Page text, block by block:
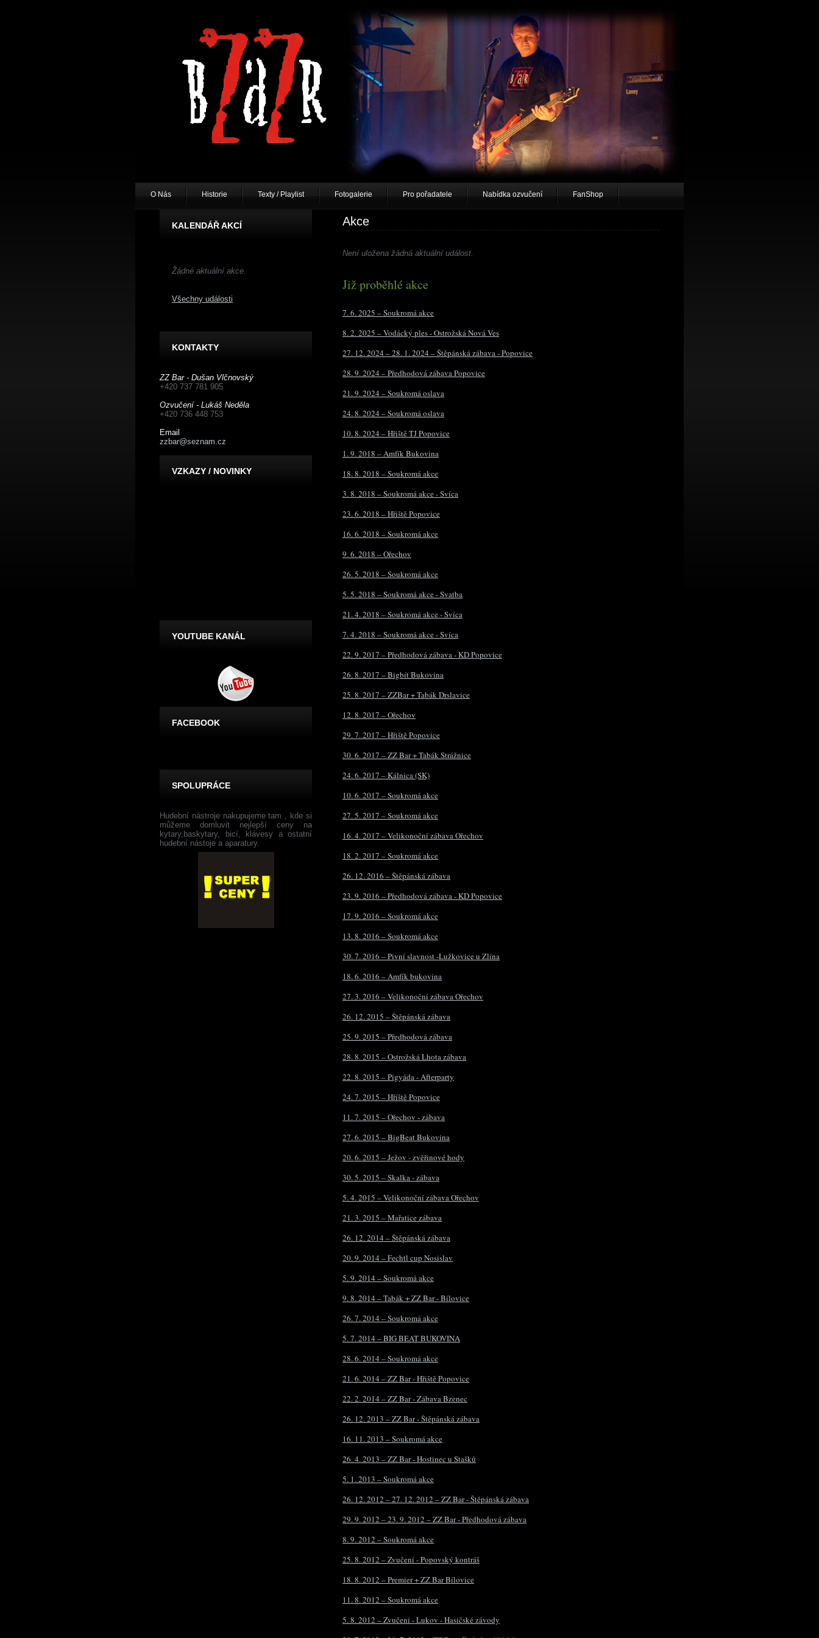
O Nás Historie Texty / Playlist Fotogalerie Pro pořadatele Nabídka ozvučení FanShop
Akce
Není uložena žádná aktuální událost.
Již proběhlé akce
7. 6. 2025 – Soukromá akce
8. 2. 2025 – Vodácký ples - Ostrožská Nová Ves
27. 12. 2024 – 28. 1. 2024 – Štěpánská zábava - Popovice
28. 9. 2024 – Předhodová zábava Popovice
21. 9. 2024 – Soukromá oslava
24. 8. 2024 – Soukromá oslava
10. 8. 2024 – Hřiště TJ Popovice
1. 9. 2018 – Amfík Bukovina
18. 8. 2018 – Soukromá akce
3. 8. 2018 – Soukromá akce - Svíca
23. 6. 2018 – Hřiště Popovice
16. 6. 2018 – Soukromá akce
9. 6. 2018 – Ořechov
26. 5. 2018 – Soukromá akce
5. 5. 2018 – Soukromá akce - Svatba
21. 4. 2018 – Soukromá akce - Svíca
7. 4. 2018 – Soukromá akce - Svíca
22. 9. 2017 – Předhodová zábava - KD Popovice
26. 8. 2017 – Bigbít Bukovina
25. 8. 2017 – ZZBar + Tabák Drslavice
12. 8. 2017 – Ořechov
29. 7. 2017 – Hřiště Popovice
30. 6. 2017 – ZZ Bar + Tabák Strážnice
24. 6. 2017 – Kálnica (SK)
10. 6. 2017 – Soukromá akce
27. 5. 2017 – Soukromá akce
16. 4. 2017 – Velikonoční zábava Ořechov
18. 2. 2017 – Soukromá akce
26. 12. 2016 – Štěpánská zábava
23. 9. 2016 – Předhodová zábava - KD Popovice
17. 9. 2016 – Soukromá akce
13. 8. 2016 – Soukromá akce
30. 7. 2016 – Pivní slavnost -Lužkovice u Zlína
18. 6. 2016 – Amfík bukovina
27. 3. 2016 – Velikonoční zábava Ořechov
26. 12. 2015 – Štěpánská zábava
25. 9. 2015 – Předhodová zábava
28. 8. 2015 – Ostrožská Lhota zábava
22. 8. 2015 – Pigyáda - Afterparty
24. 7. 2015 – Hříště Popovice
11. 7. 2015 – Ořechov - zábava
27. 6. 2015 – BigBeat Bukovina
20. 6. 2015 – Ježov - zvěřinové hody
30. 5. 2015 – Skalka - zábava
5. 4. 2015 – Velikonoční zábava Ořechov
21. 3. 2015 – Mařatice zábava
26. 12. 2014 – Štěpánská zábava
20. 9. 2014 – Fechtl cup Nosislav
5. 9. 2014 – Soukromá akce
9. 8. 2014 – Tabák + ZZ Bar - Bílovice
26. 7. 2014 – Soukromá akce
5. 7. 2014 – BIG BEAT BUKOVINA
28. 6. 2014 – Soukromá akce
21. 6. 2014 – ZZ Bar - Hřiště Popovice
22. 2. 2014 – ZZ Bar - Zábava Bzenec
26. 12. 2013 – ZZ Bar - Štěpánská zábava
16. 11. 2013 – Soukromá akce
26. 4. 2013 – ZZ Bar - Hostinec u Stašků
5. 1. 2013 – Soukromá akce
26. 12. 2012 – 27. 12. 2012 – ZZ Bar - Štěpánská zábava
29. 9. 2012 – 23. 9. 2012 – ZZ Bar - Předhodová zábava
8. 9. 2012 – Soukromá akce
25. 8. 2012 – Zvučení - Popovský kontráš
18. 8. 2012 – Premier + ZZ Bar Bílovice
11. 8. 2012 – Soukromá akce
5. 8. 2012 – Zvučení - Lukov - Hasičské závody
KALENDÁŘ AKCÍ
Žádné aktuální akce.
Všechny události
KONTAKTY
ZZ Bar - Dušan Vlčnovský
+420 737 781 905
Ozvučení - Lukáš Neděla
+420 736 448 753
Email
zzbar@seznam.cz
VZKAZY / NOVINKY
YOUTUBE KANÁL
FACEBOOK
SPOLUPRÁCE
Hudební nástroje nakupujeme tam , kde si
můžeme domluvit nejlepší ceny na
kytary,baskytary, bicí, klávesy a ostatní
hudební nástoje a aparatury.